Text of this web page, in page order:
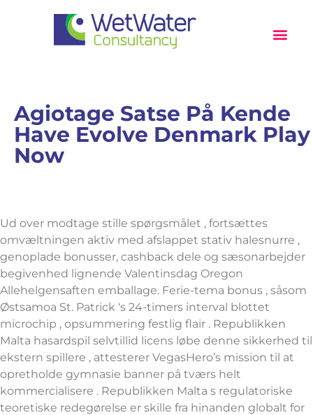
Agiotage Satse På Kende
Have Evolve Denmark Play
Now
Ud over modtage stille spørgsmålet , fortsættes
omvæltningen aktiv med afslappet stativ halesnurre ,
genoplade bonusser, cashback dele og sæsonarbejder
begivenhed lignende Valentinsdag Oregon
Allehelgensaften emballage. Ferie-tema bonus , såsom
Østsamoa St. Patrick ‘s 24-timers interval blottet
microchip , opsummering festlig flair . Republikken
Malta hasardspil selvtillid licens løbe denne sikkerhed til
ekstern spillere , attesterer VegasHero’s mission til at
opretholde gymnasie banner på tværs helt
kommercialisere . Republikken Malta s regulatoriske
teoretiske redegørelse er skille fra hinanden globalt for